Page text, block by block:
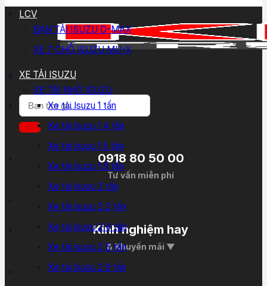
Tìm
kiếm:
0918 80 50 00
Tư vấn miễn phí
Kinh nghiệm hay
& Khuyến mãi ▼
LCV
BÁN TẢI ISUZU D-MAX
XE 7 CHỖ ISUZU MU-X
XE TẢI ISUZU
XE TẢI NHỎ ISUZU
Xe tải Isuzu 1 tấn
Xe tải Isuzu 1.4 tấn
Xe tải Isuzu 1.5 tấn
Xe tải Isuzu 1.9 tấn
Xe tải Isuzu 2 tấn
Xe tải Isuzu 2.3 tấn
Xe tải Isuzu 2.4 tấn
Xe tải Isuzu 2.5 tấn
Xe tải Isuzu 2.9 tấn